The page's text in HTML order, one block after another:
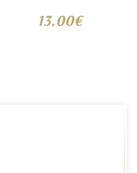
13.00€